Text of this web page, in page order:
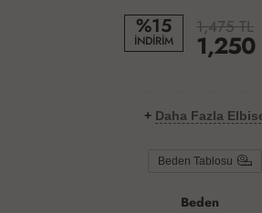
%15
İNDİRİM
1,475 TL
1,250
+ Daha Fazla
Beden Tablosu
Beden